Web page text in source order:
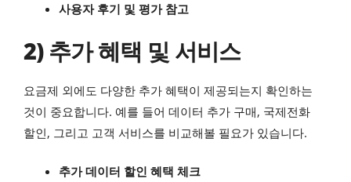
사용자 후기 및 평가 참고
2) 추가 혜택 및 서비스
요금제 외에도 다양한 추가 혜택이 제공되는지 확인하는
것이 중요합니다. 예를 들어 데이터 추가 구매, 국제전화
할인, 그리고 고객 서비스를 비교해볼 필요가 있습니다.
추가 데이터 할인 혜택 체크